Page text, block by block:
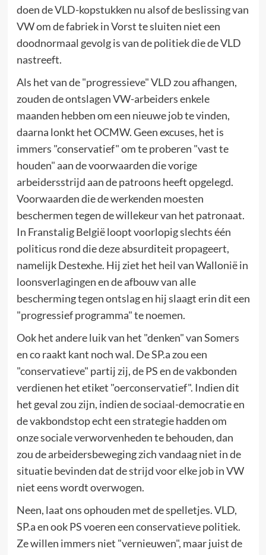
doen de VLD-kopstukken nu alsof de beslissing van
VW om de fabriek in Vorst te sluiten niet een
doodnormaal gevolg is van de politiek die de VLD
nastreeft.
Als het van de "progressieve" VLD zou afhangen,
zouden de ontslagen VW-arbeiders enkele
maanden hebben om een nieuwe job te vinden,
daarna lonkt het OCMW. Geen excuses, het is
immers "conservatief" om te proberen "vast te
houden" aan de voorwaarden die vorige
arbeidersstrijd aan de patroons heeft opgelegd.
Voorwaarden die de werkenden moesten
beschermen tegen de willekeur van het patronaat.
In Franstalig België loopt voorlopig slechts één
politicus rond die deze absurditeit propageert,
namelijk Destexhe. Hij ziet het heil van Wallonië in
loonsverlagingen en de afbouw van alle
bescherming tegen ontslag en hij slaagt erin dit een
"progressief programma" te noemen.
Ook het andere luik van het "denken" van Somers
en co raakt kant noch wal. De SP.a zou een
"conservatieve" partij zij, de PS en de vakbonden
verdienen het etiket "oerconservatief". Indien dit
het geval zou zijn, indien de sociaal-democratie en
de vakbondstop echt een strategie hadden om
onze sociale verworvenheden te behouden, dan
zou de arbeidersbeweging zich vandaag niet in de
situatie bevinden dat de strijd voor elke job in VW
niet eens wordt overwogen.
Neen, laat ons ophouden met de spelletjes. VLD,
SP.a en ook PS voeren een conservatieve politiek.
Ze willen immers niet "vernieuwen", maar juist de